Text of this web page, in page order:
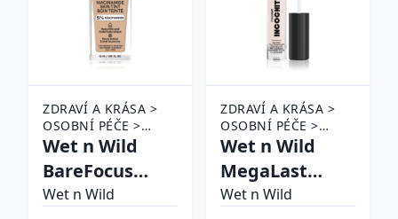
ZDRAVÍ A KRÁSA >
OSOBNÍ PÉČE >
KOSMETIKA > MAKE-
Wet n Wild
BareFocus
Niacinamide
Wet n Wild
ZDRAVÍ A KRÁSA >
OSOBNÍ PÉČE >
KOSMETIKA > MAKE-
OBLIČEJ A TVÁŘE >
PODKLADOVÉ BÁZE
NA TVÁŘ
Wet n Wild
MegaLast
Incognito
Wet n Wild